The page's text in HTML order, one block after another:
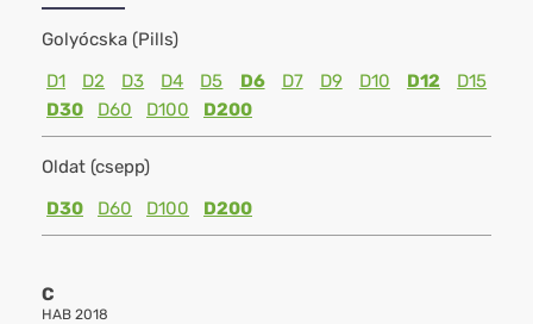
Golyócska (Pills)
D1
D2 D3 D4 D5 D6 D7 D9 D10 D12
D15
D30
D60 D100 D200
Oldat (csepp)
D30
D60 D100 D200
C
HAB 2018